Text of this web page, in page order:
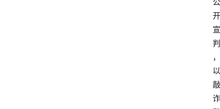
公
开
宣
判
，
以
敲
诈